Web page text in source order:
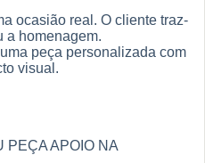
ocasião real. O cliente traz-
a homenagem.
peça personalizada com
visual.
PEÇA APOIO NA